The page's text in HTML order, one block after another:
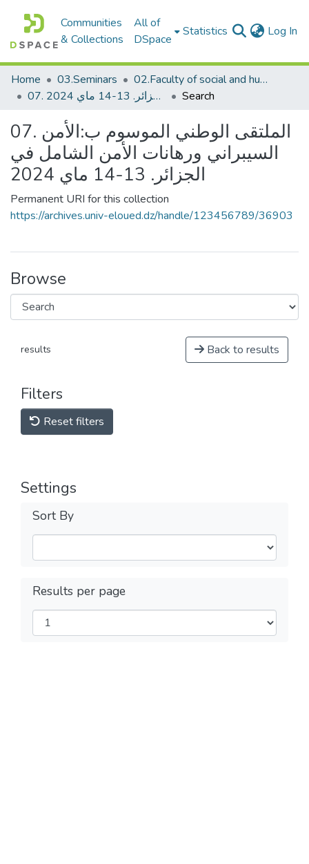
Communities
& Collections
All of
DSpace
Statistics Log In
Home 03.Seminars
02.Faculty of social and humanities sciences_Seminars
07. الملتقى الوطني الموسوم ب:الأمن السيبراني ورهانات الأمن الشامل في الجزائر. 13-14 ماي 2024
Search
07. الملتقى الوطني الموسوم ب:الأمن
السيبراني ورهانات الأمن الشامل في
الجزائر. 13-14 ماي 2024
Permanent URI for this collection
https://archives.univ-eloued.dz/handle/123456789/36903
Browse
results Back to results
Filters
Reset filters
Settings
Sort By
Results per page